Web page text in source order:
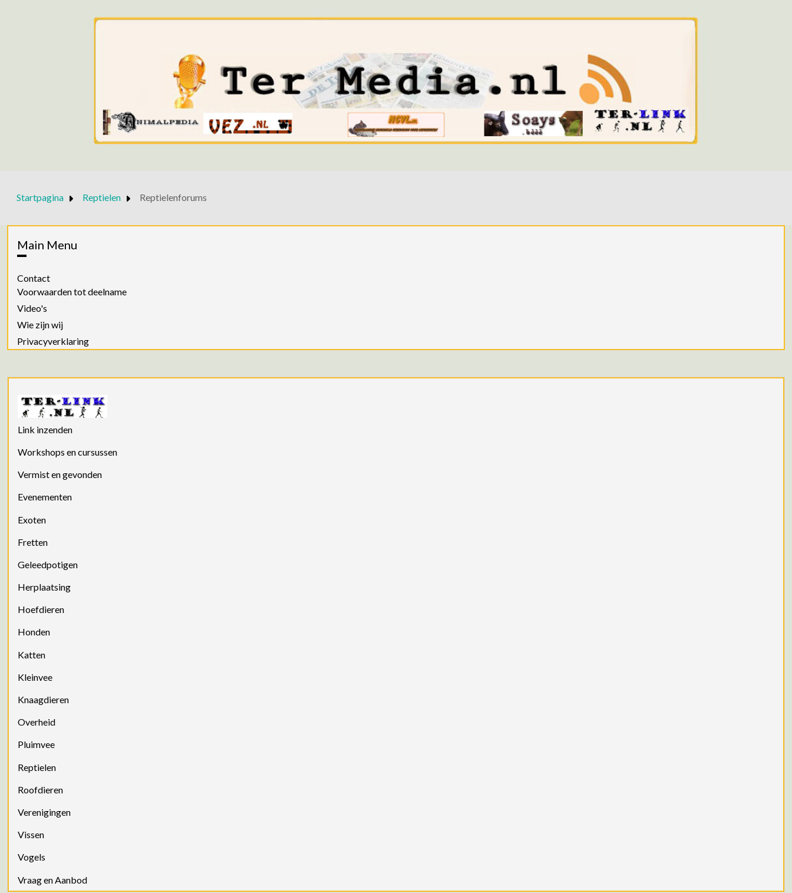
Startpagina Reptielen Reptielenforums
Main Menu
Contact
Voorwaarden tot deelname
Video's
Wie zijn wij
Privacyverklaring
Link inzenden
Workshops en cursussen
Vermist en gevonden
Evenementen
Exoten
Fretten
Geleedpotigen
Herplaatsing
Hoefdieren
Honden
Katten
Kleinvee
Knaagdieren
Overheid
Pluimvee
Reptielen
Roofdieren
Verenigingen
Vissen
Vogels
Vraag en Aanbod